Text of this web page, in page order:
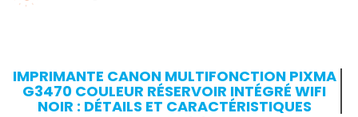
IMPRIMANTE CANON MULTIFONCTION PIXMA
G3470 COULEUR RÉSERVOIR INTÉGRÉ WIFI
NOIR : DÉTAILS ET CARACTÉRISTIQUES